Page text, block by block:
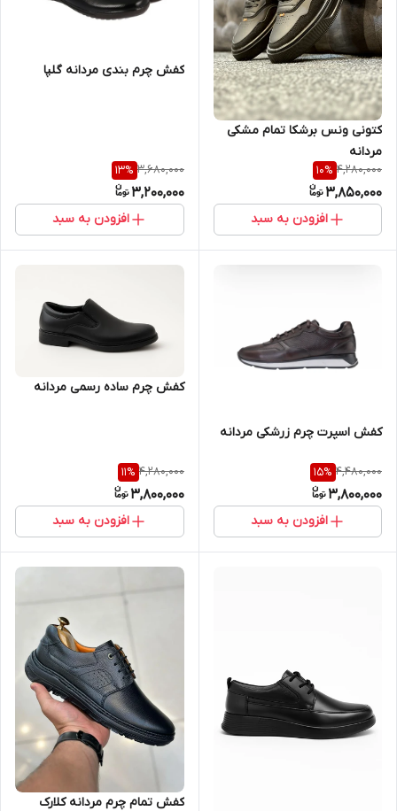
کتونی ونس برشکا تمام مشکی
مردانه
4,280,000
10%
3,850,000
افزودن به سبد
کفش چرم بندی مردانه گلپا
3,680,000
13%
3,200,000
افزودن به سبد
کفش اسپرت چرم زرشکی مردانه
4,480,000
15%
3,800,000
افزودن به سبد
کفش چرم ساده رسمی مردانه
4,280,000
11%
3,800,000
افزودن به سبد
کفش تمام چرم مردانه کلارک